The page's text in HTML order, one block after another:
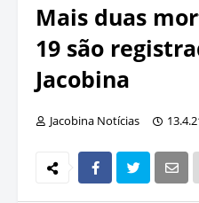
Mais duas
19 são
Jacobina
Jacobina Notícias